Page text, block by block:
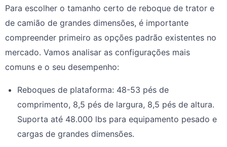
Para escolher o tamanho certo de reboque de trator e
de camião de grandes dimensões, é importante
compreender primeiro as opções padrão existentes no
mercado. Vamos analisar as configurações mais
comuns e o seu desempenho:
Reboques de plataforma: 48-53 pés de
comprimento, 8,5 pés de largura, 8,5 pés de altura.
Suporta até 48.000 lbs para equipamento pesado e
cargas de grandes dimensões.